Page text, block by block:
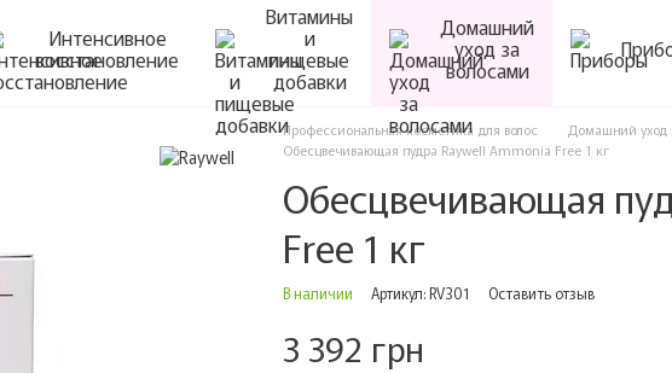
Интенсивное
восстановление
Витамины
и
пищевые
добавки
Домашний
уход за
волосами
Профессиональная косметика для волос Домашний уход
Обесцвечивающая пудра Raywell Ammonia Free 1 кг
Обесцвечивающая
Free 1 кг
В наличии Артикул: RV301 Оставить отзыв
3 392 грн